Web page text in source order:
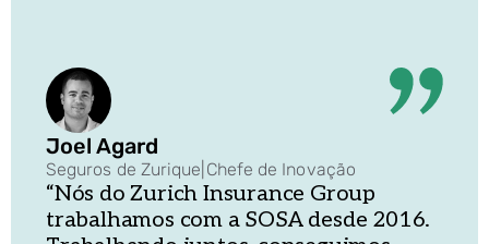
Joel Agard
Seguros de Zurique Chefe de Inovação
“Nós do Zurich Insurance Group
trabalhamos com a SOSA desde 2016.